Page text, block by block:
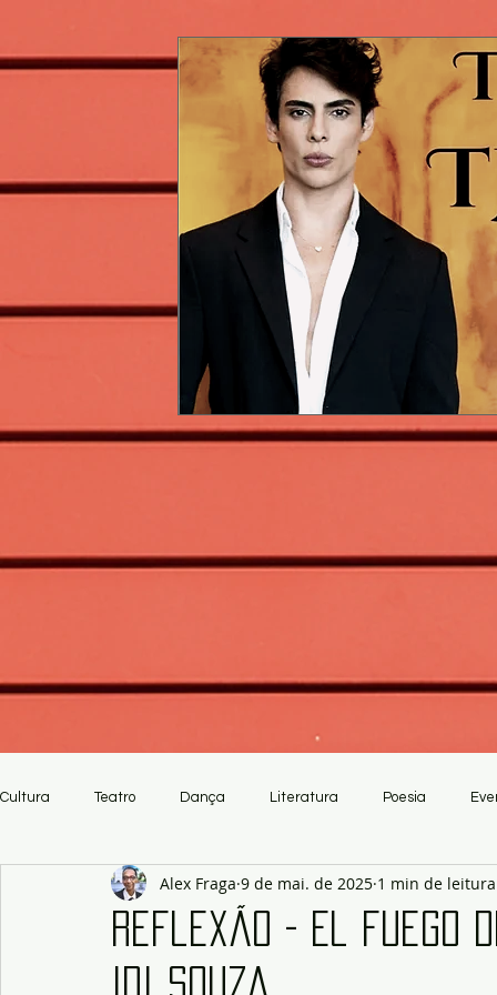
Cultura Teatro Dança Literatura Poesia
Artesanato
Reflexão - El fuego
Idi Souza
Alex Fraga 9 de mai. de 2025 1 min de leitura